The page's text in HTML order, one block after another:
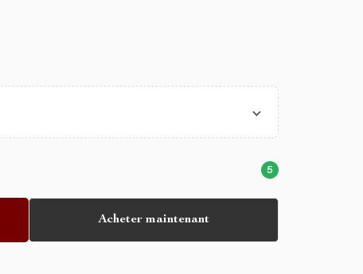
5
Acheter maintenant